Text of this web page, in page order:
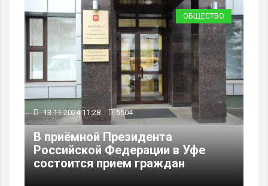
ОБЩЕСТВО
13.11.2024 11:28 5504
В приёмной Президента
Российской Федерации в Уфе
состоится прием граждан